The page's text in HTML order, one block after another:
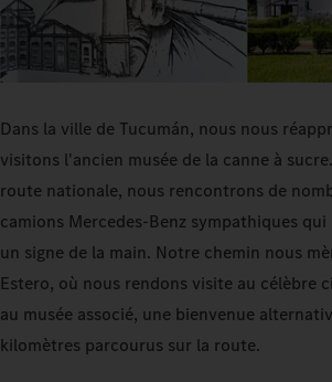
Dans la ville de Tucumán, nous nous
visitons l'ancien musée de la canne à
route nationale, nous rencontrons de
camions Mercedes-Benz sympathiques
un signe de la main. Notre chemin nous
Estero, où nous rendons visite au célèbre
au musée associé, une bienvenue
kilomètres parcourus sur la route.